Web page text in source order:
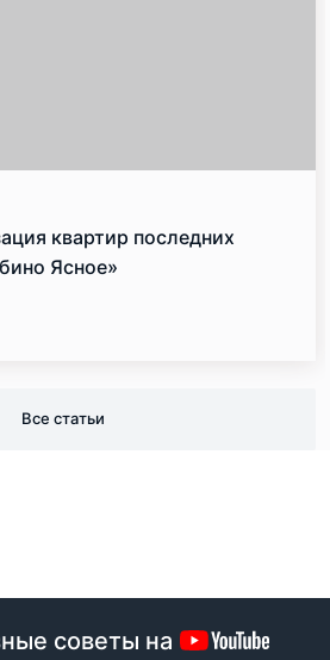
квартир последних
Ясное»
Все статьи
советы на